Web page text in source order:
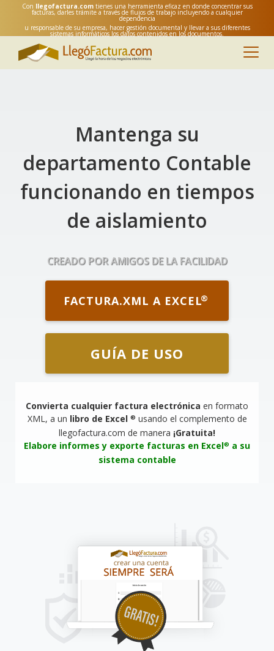
Con llegofactura.comtienes una herramienta eficaz en donde concentrar sus
facturas, darles trámite a través de flujos de trabajo incluyendo a cualquier
dependencia
u responsable de su empresa, hacer gestión documental y llevar a sus diferentes
sistemas informáticos los datos contenidos en los documentos.
Mantenga su
departamento Contable
funcionando en tiempos
de aislamiento
CREADO POR AMIGOS DE LA FACILIDAD
FACTURA.XML A EXCEL®
GUÍA DE USO
Convierta cualquier factura electrónica en formato
XML, a un libro de Excel ® usando el complemento de
llegofactura.com de manera ¡Gratuita!
Elabore informes y exporte facturas en Excel® a su
sistema contable